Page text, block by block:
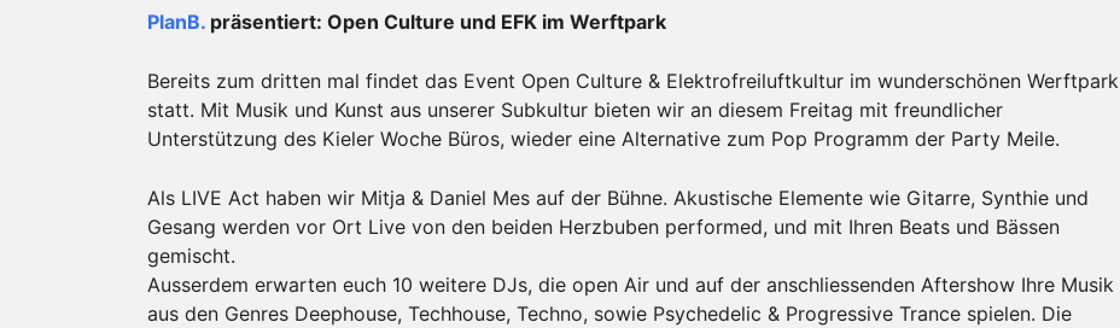
PlanB. präsentiert: Open Culture und EFK im Werftpark
Bereits zum dritten mal findet das Event Open Culture & Elektrofreiluftkultur im wunderschönen Werftpark
statt. Mit Musik und Kunst aus unserer Subkultur bieten wir an diesem Freitag mit freundlicher
Unterstützung des Kieler Woche Büros, wieder eine Alternative zum Pop Programm der Party Meile.
Als LIVE Act haben wir Mitja & Daniel Mes auf der Bühne. Akustische Elemente wie Gitarre, Synthie und
Gesang werden vor Ort Live von den beiden Herzbuben performed, und mit Ihren Beats und Bässen
gemischt.
Ausserdem erwarten euch 10 weitere DJs, die open Air und auf der anschliessenden Aftershow Ihre Musik
aus den Genres Deephouse, Techhouse, Techno, sowie Psychedelic & Progressive Trance spielen. Die